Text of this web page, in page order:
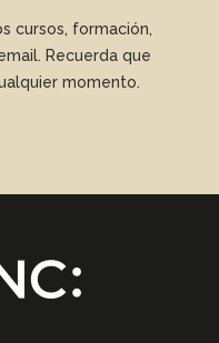
cursos, formación,
Recuerda que
momento.